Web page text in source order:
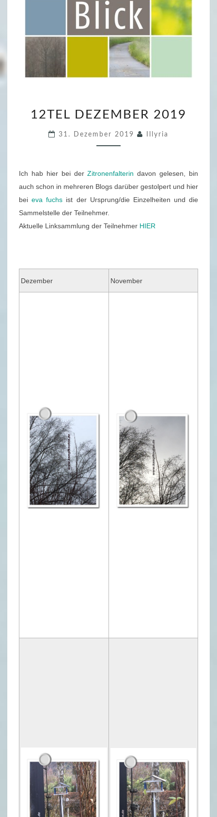
2
T
E
D
M
12TEL DEZEMBER 2019
31. Dezember 2019 Illyria
Ich hab hier bei derZitronenfalterin davon gelesen, bin
auch schon in mehreren Blogs darüber gestolpert und hier
beieva fuchs ist der Ursprung/die Einzelheiten und die
Sammelstelle der Teilnehmer.
Aktuelle Linksammlung der Teilnehmer HIER
Dezember November